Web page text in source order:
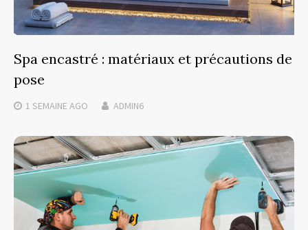
Spa encastré : matériaux et précautions de
pose
1 SEMAINE AGO ADMIN6